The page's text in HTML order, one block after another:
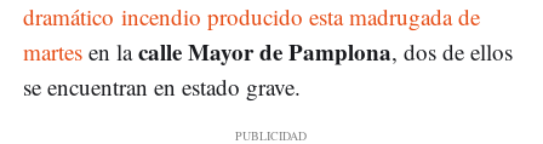
dramático incendio producido esta madrugada de
martes en lacalle Mayor de Pamplona, dos de ellos
se encuentran en estado grave.